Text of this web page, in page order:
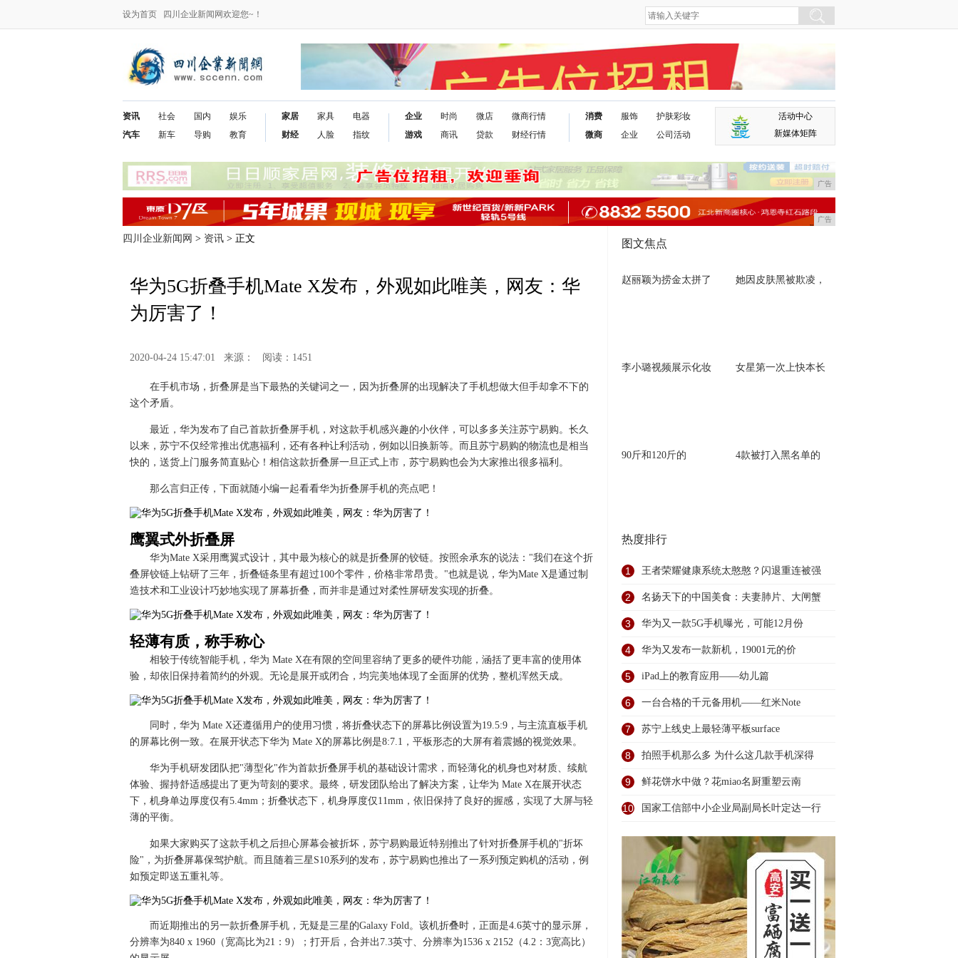
设为首页 四川企业新闻网欢迎您~！
资讯
汽车
社会
新车
国内
导购
娱乐
教育
家居
财经
家具
人脸
电器
指纹
企业
游戏
时尚
商讯
微店
贷款
微商行情
财经行情
消费
微商
服饰
企业
护肤彩妆
公司活动
活动中心
新媒体矩阵
广告
广告
四川企业新闻网 > 资讯 > 正文
华为5G折叠手机Mate X发布，外观如此唯美，网友：华
为厉害了！
2020-04-24 15:47:01 来源： 阅读：1451
在手机市场，折叠屏是当下最热的关键词之一，因为折叠屏的出现解决了手机想做大但手却拿不下的
这个矛盾。
最近，华为发布了自己首款折叠屏手机，对这款手机感兴趣的小伙伴，可以多多关注苏宁易购。长久
以来，苏宁不仅经常推出优惠福利，还有各种让利活动，例如以旧换新等。而且苏宁易购的物流也是相当
快的，送货上门服务简直贴心！相信这款折叠屏一旦正式上市，苏宁易购也会为大家推出很多福利。
那么言归正传，下面就随小编一起看看华为折叠屏手机的亮点吧！
鹰翼式外折叠屏
华为Mate X采用鹰翼式设计，其中最为核心的就是折叠屏的铰链。按照余承东的说法："我们在这个折
叠屏铰链上钻研了三年，折叠链条里有超过100个零件，价格非常昂贵。"也就是说，华为Mate X是通过制
造技术和工业设计巧妙地实现了屏幕折叠，而并非是通过对柔性屏研发实现的折叠。
轻薄有质，称手称心
相较于传统智能手机，华为 Mate X在有限的空间里容纳了更多的硬件功能，涵括了更丰富的使用体
验，却依旧保持着简约的外观。无论是展开或闭合，均完美地体现了全面屏的优势，整机浑然天成。
同时，华为 Mate X还遵循用户的使用习惯，将折叠状态下的屏幕比例设置为19.5:9，与主流直板手机
的屏幕比例一致。在展开状态下华为 Mate X的屏幕比例是8:7.1，平板形态的大屏有着震撼的视觉效果。
华为手机研发团队把"薄型化"作为首款折叠屏手机的基础设计需求，而轻薄化的机身也对材质、续航
体验、握持舒适感提出了更为苛刻的要求。最终，研发团队给出了解决方案，让华为 Mate X在展开状态
下，机身单边厚度仅有5.4mm；折叠状态下，机身厚度仅11mm，依旧保持了良好的握感，实现了大屏与轻
薄的平衡。
如果大家购买了这款手机之后担心屏幕会被折坏，苏宁易购最近特别推出了针对折叠屏手机的"折坏
险"，为折叠屏幕保驾护航。而且随着三星S10系列的发布，苏宁易购也推出了一系列预定购机的活动，例
如预定即送五重礼等。
而近期推出的另一款折叠屏手机，无疑是三星的Galaxy Fold。该机折叠时，正面是4.6英寸的显示屏，
分辨率为840 x 1960（宽高比为21：9）；打开后，合并出7.3英寸、分辨率为1536 x 2152（4.2：3宽高比）
图文焦点
赵丽颖为捞金太拼了 她因皮肤黑被欺凌，
李小璐视频展示化妆 女星第一次上快本长
90斤和120斤的 4款被打入黑名单的
热度排行
1 王者荣耀健康系统太憨憨？闪退重连被强
2 名扬天下的中国美食：夫妻肺片、大闸蟹
3 华为又一款5G手机曝光，可能12月份
4 华为又发布一款新机，19001元的价
5 iPad上的教育应用——幼儿篇
6 一台合格的千元备用机——红米Note
7 苏宁上线史上最轻薄平板surface
8 拍照手机那么多 为什么这几款手机深得
9 鲜花饼水中做？花miao名厨重塑云南
10 国家工信部中小企业局副局长叶定达一行